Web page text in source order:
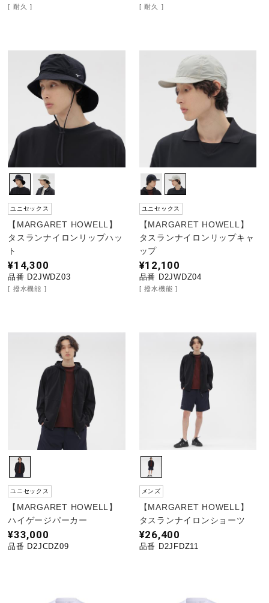
耐久 耐久
ユニセックス
【MARGARET HOWELL】
タスランナイロンリップハッ
ト
¥14,300
品番 D2JWDZ03
撥水機能
ユニセックス
【MARGARET HOWELL】
タスランナイロンリップキャ
ップ
¥12,100
品番 D2JWDZ04
撥水機能
ユニセックス
【MARGARET HOWELL】
ハイゲージパーカー
¥33,000
品番 D2JCDZ09
メンズ
【MARGARET HOWELL】
タスランナイロンショーツ
¥26,400
品番 D2JFDZ11